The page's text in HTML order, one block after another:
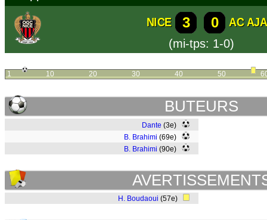
NICE 3 0
AC
(mi-tps: 1-0)
1 10 20 30 40 50
BUTEURS
Dante (3e)
B. Brahimi (69e)
B. Brahimi (90e)
H. Boudaoui (57e)